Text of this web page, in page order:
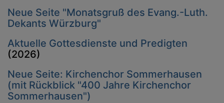
Neue Seite "Monatsgruß des Evang.-Luth.
Dekants Würzburg"
Aktuelle Gottesdienste und Predigten
(2026)
Neue Seite: Kirchenchor Sommerhausen
(mit Rückblick "400 Jahre Kirchenchor
Sommerhausen")